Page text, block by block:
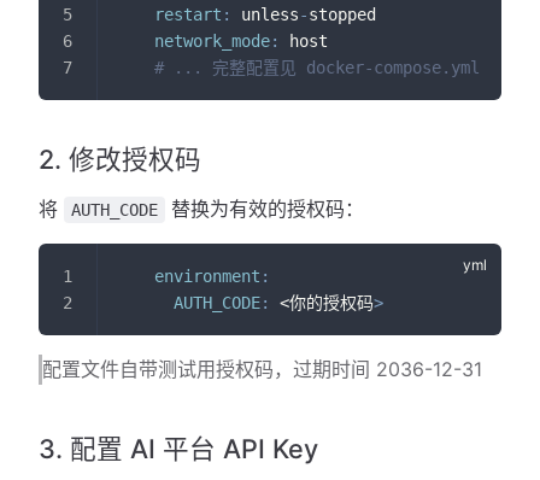
restart : unless-stopped
network_mode:
host
# ... 完整配置见 docker-compose.yml
2. 修改授权码
将 AUTH_CODE 替换为有效的授权码：
environment :
AUTH_CODE: <你的授权码>
配置文件自带测试用授权码，过期时间 2036-12-31
3. 配置 AI 平台 API Key